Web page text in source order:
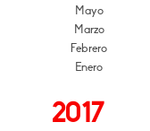
Mayo
Marzo
Febrero
Enero
2017